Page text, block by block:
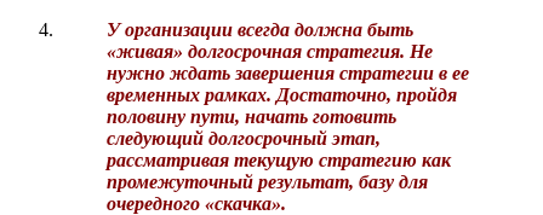
У организации всегда должна быть
«живая» долгосрочная стратегия. Не
нужно ждать завершения стратегии в ее
временных рамках. Достаточно, пройдя
половину пути, начать готовить
следующий долгосрочный этап,
рассматривая текущую стратегию как
промежуточный результат, базу для
очередного «скачка».